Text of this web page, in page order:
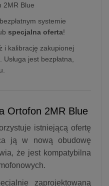
2MR Blue
systemie
specjalna oferta!
i kalibrację zakupionej
jest bezpłatna,
Ortofon 2MR Blue
istniejącą ofertę
ją w nową obudowę
że jest kompatybilna
zaprojektowaną